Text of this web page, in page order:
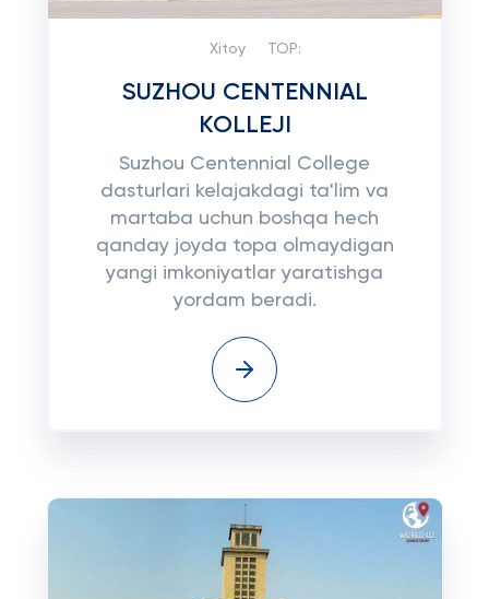
Xitoy TOP:
SUZHOU CENTENNIAL
KOLLEJI
Suzhou Centennial College
dasturlari kelajakdagi ta'lim va
martaba uchun boshqa hech
qanday joyda topa olmaydigan
yangi imkoniyatlar yaratishga
yordam beradi.